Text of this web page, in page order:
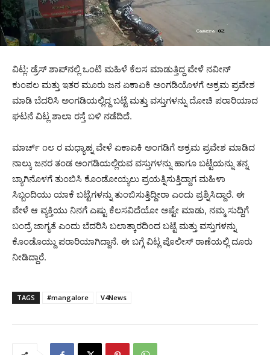
ವಿಟ್ಲ: ಡ್ರೆಸ್ ಶಾಪ್‌ನಲ್ಲಿ ಒಂಟಿ ಮಹಿಳೆ ಕೆಲಸ ಮಾಡುತ್ತಿದ್ದ ವೇಳೆ ನವೀನ್
ಕುಂಪಲ ಮತ್ತು ಇತರ ಮೂರು ಜನ ಏಕಾಏಕಿ ಅಂಗಡಿಯೊಳಗೆ ಅಕ್ರಮ ಪ್ರವೇಶ
ಮಾಡಿ ಬೆದರಿಸಿ ಅಂಗಡಿಯಲ್ಲಿದ್ದ ಬಟ್ಟೆ ಮತ್ತು ವಸ್ತುಗಳನ್ನು ದೋಚಿ ಪರಾರಿಯಾದ
ಘಟನೆ ವಿಟ್ಲ ಶಾಲಾ ರಸ್ತೆ ಬಳಿ ನಡೆದಿದೆ.
ಮಾರ್ಚ್ ೧೮ ರ ಮಧ್ಯಾಹ್ನ ವೇಳೆ ಏಕಾಏಕಿ ಅಂಗಡಿಗೆ ಅಕ್ರಮ ಪ್ರವೇಶ ಮಾಡಿದ
ನಾಲ್ಕು ಜನರ ತಂಡ ಅಂಗಡಿಯಲ್ಲಿರುವ ವಸ್ತುಗಳನ್ನು ಹಾಗೂ ಬಟ್ಟೆಯನ್ನು ತನ್ನ
ಬ್ಯಾಗಿನೊಳಗೆ ತುಂಬಿಸಿ ಕೊಂಡೋಯ್ಯಲು ಪ್ರಯತ್ನಿಸುತ್ತಿದ್ದಾಗ ಮಹಿಳಾ
ಸಿಬ್ಬಂದಿಯು ಯಾಕೆ ಬಟ್ಟೆಗಳನ್ನು ತುಂಬಿಸುತ್ತಿದ್ದೀರಾ ಎಂದು ಪ್ರಶ್ನಿಸಿದ್ದಾರೆ. ಈ
ವೇಳೆ ಆ ವ್ಯಕ್ತಿಯು ನಿನಗೆ ಎಷ್ಟು ಕೆಲಸವಿದೆಯೋ ಅಷ್ಟೇ ಮಾಡು, ನಮ್ಮ ಸುದ್ದಿಗೆ
ಬಂದ್ರೆ ಜಾಗೃತೆ ಎಂದು ಬೆದರಿಸಿ ಬಲಾತ್ಕಾರದಿಂದ ಬಟ್ಟೆ ಮತ್ತು ವಸ್ತುಗಳನ್ನು
ಕೊಂಡೊಯ್ದು ಪರಾರಿಯಾಗಿದ್ದಾನೆ. ಈ ಬಗ್ಗೆ ವಿಟ್ಲ ಪೊಲೀಸ್ ಠಾಣೆಯಲ್ಲಿ ದೂರು
ನೀಡಿದ್ದಾರೆ.
TAGS #mangalore V4News